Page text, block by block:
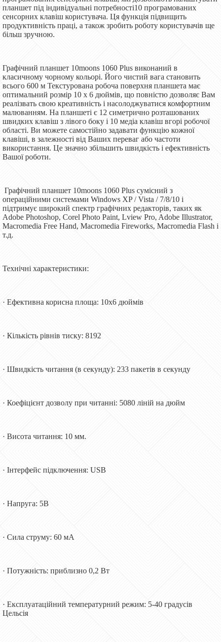
планшет під індивідуальні потребності10 програмованих
сенсорних клавіш користувача. Ця функція підвищить
продуктивність праці, а також зробить роботу користувачів ще
більш зручною.
Графічний планшет 10moons 1060 Plus виконаний в
класичному чорному кольорі. Його чистий вага становить
всього 600 м Текстурована робоча поверхня планшета має
оптимальний розмір 10 х 6 дюймів, що повністю дозволяє Вам
реалізвать свою креативність і насолоджуватися комфортним
малюванням. На планшеті є 12 симетрично розташованих
швидких клавіш з лівого боку і 10 медіа клавіш вгорі робочої
області. Ви можете самостійно задавати функцію кожної
клавіші, в залежності від Ваших переваг або частоти
використання. Це значно збільшить швидкість і ефективність
Вашої роботи.
Графічний планшет 10moons 1060 Plus сумісний з
операційними системами Windows XP / Vista / 7/8/10 і
підтримує широкий спектр графічних редакторів, таких як
Adobe Photoshop, Corel Photo Paint, Lview Pro, Adobe Illustrator,
Macromedia Free Hand, Macromedia Fireworks, Macromedia Flash і
т.д.
Технічні характеристики:
· Ефективна корисна площа: 10x6 дюймів
· Кількість рівнів тиску: 8192
· Швидкість читання (в секунду): 233 пакетів в секунду
· Коефіцієнт дозволу при читанні: 5080 ліній на дюйм
· Висота читання: 10 мм.
· Інтерфейс підключення: USB
· Напруга: 5В
· Сила струму: 60 мА
· Потужність: приблизно 0,2 Вт
· Експлуатаційний температурний режим: 5-40 градусів
Цельсія